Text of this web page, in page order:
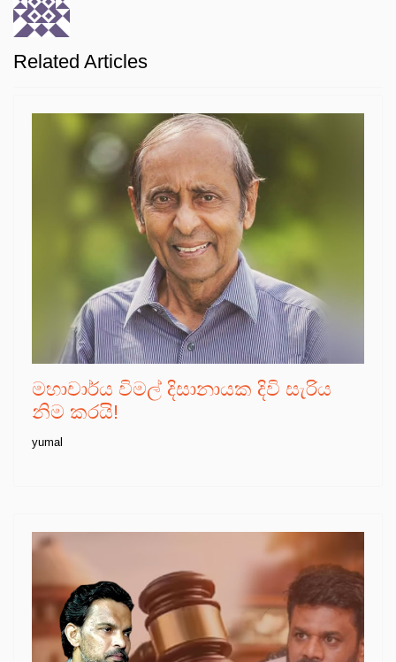
Related Articles
මහාචාර්ය විමල් දිසානායක දිවි සැරිය
නිම කරයි!
yumal